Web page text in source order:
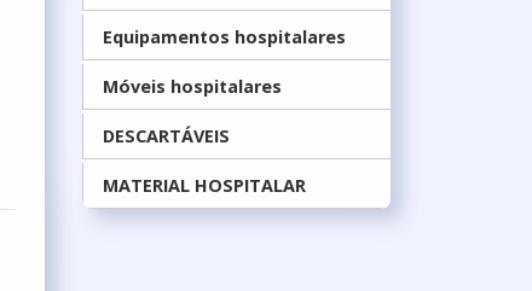
Equipamentos hospitalares
Móveis hospitalares
DESCARTÁVEIS
MATERIAL HOSPITALAR